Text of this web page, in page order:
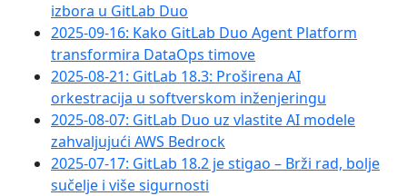
izbora u GitLab Duo
2025-09-16: Kako GitLab Duo Agent Platform
transformira DataOps timove
2025-08-21: GitLab 18.3: Proširena AI
orkestracija u softverskom inženjeringu
2025-08-07: GitLab Duo uz vlastite AI modele
zahvaljujući AWS Bedrock
2025-07-17: GitLab 18.2 je stigao – Brži rad, bolje
sučelje i više sigurnosti